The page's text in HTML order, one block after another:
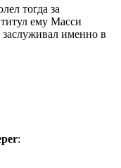
тогда за
ему Масси
именно в
: